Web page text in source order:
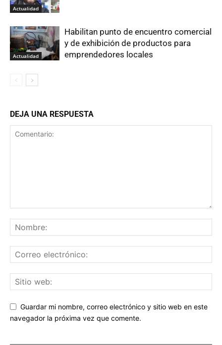
Actualidad
Actualidad
Habilitan punto de encuentro comercial
y de exhibición de productos para
emprendedores locales
DEJA UNA RESPUESTA
Guardar mi nombre, correo electrónico y sitio web en este
navegador la próxima vez que comente.